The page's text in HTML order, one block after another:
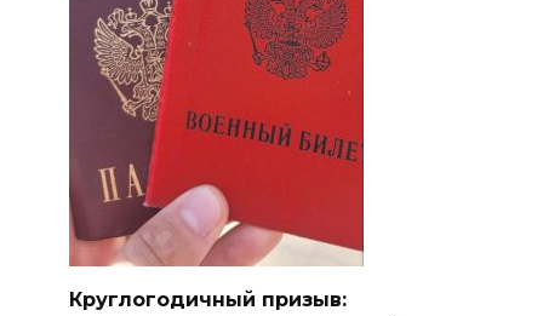
Круглогодичный призыв: